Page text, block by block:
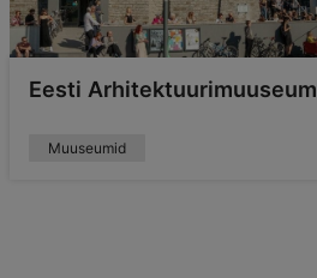
Eesti Arhitektuurimuuseum
Muuseumid